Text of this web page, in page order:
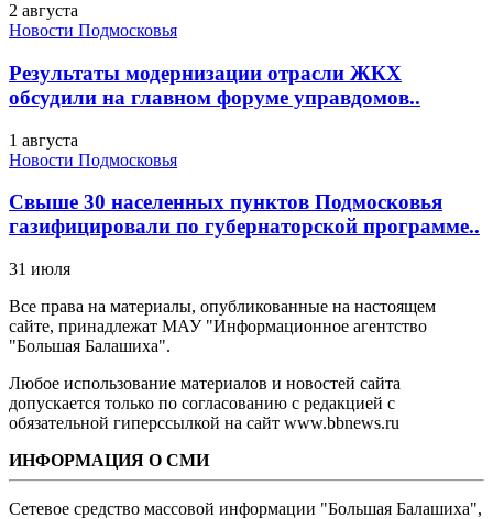
2 августа
Новости Подмосковья
Результаты модернизации отрасли ЖКХ
обсудили на главном форуме управдомов..
1 августа
Новости Подмосковья
Свыше 30 населенных пунктов Подмосковья
газифицировали по губернаторской программе..
31 июля
Все права на материалы, опубликованные на настоящем
сайте, принадлежат МАУ "Информационное агентство
"Большая Балашиха".
Любое использование материалов и новостей сайта
допускается только по согласованию с редакцией с
обязательной гиперссылкой на сайт www.bbnews.ru
ИНФОРМАЦИЯ О СМИ
Сетевое средство массовой информации "Большая Балашиха",